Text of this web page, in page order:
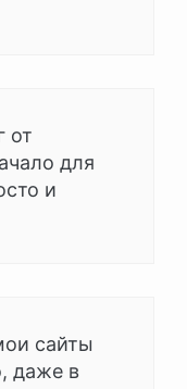
от
для
и
сайты
даже в